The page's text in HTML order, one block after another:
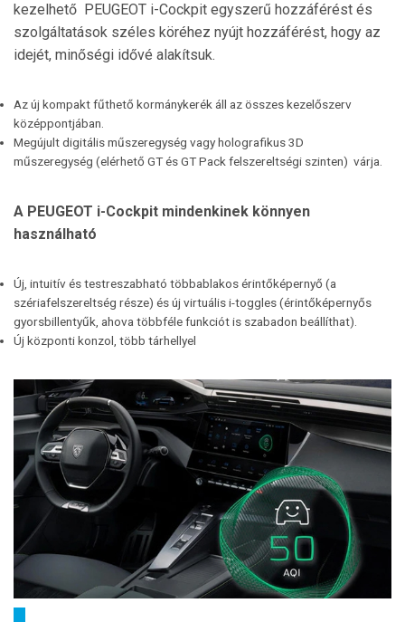
kezelhető PEUGEOT i-Cockpit egyszerű hozzáférést és
szolgáltatások széles köréhez nyújt hozzáférést, hogy az
idejét, minőségi idővé alakítsuk.
Az új kompakt fűthető kormánykerék áll az összes kezelőszerv
középpontjában.
Megújult digitális műszeregység vagy holografikus 3D
műszeregység (elérhető GT és GT Pack felszereltségi szinten) várja.
A PEUGEOT i-Cockpit mindenkinek könnyen
használható
Új, intuitív és testreszabható többablakos érintőképernyő (a
szériafelszereltség része) és új virtuális i-toggles (érintőképernyős
gyorsbillentyűk, ahova többféle funkciót is szabadon beállíthat).
Új központi konzol, több tárhellyel